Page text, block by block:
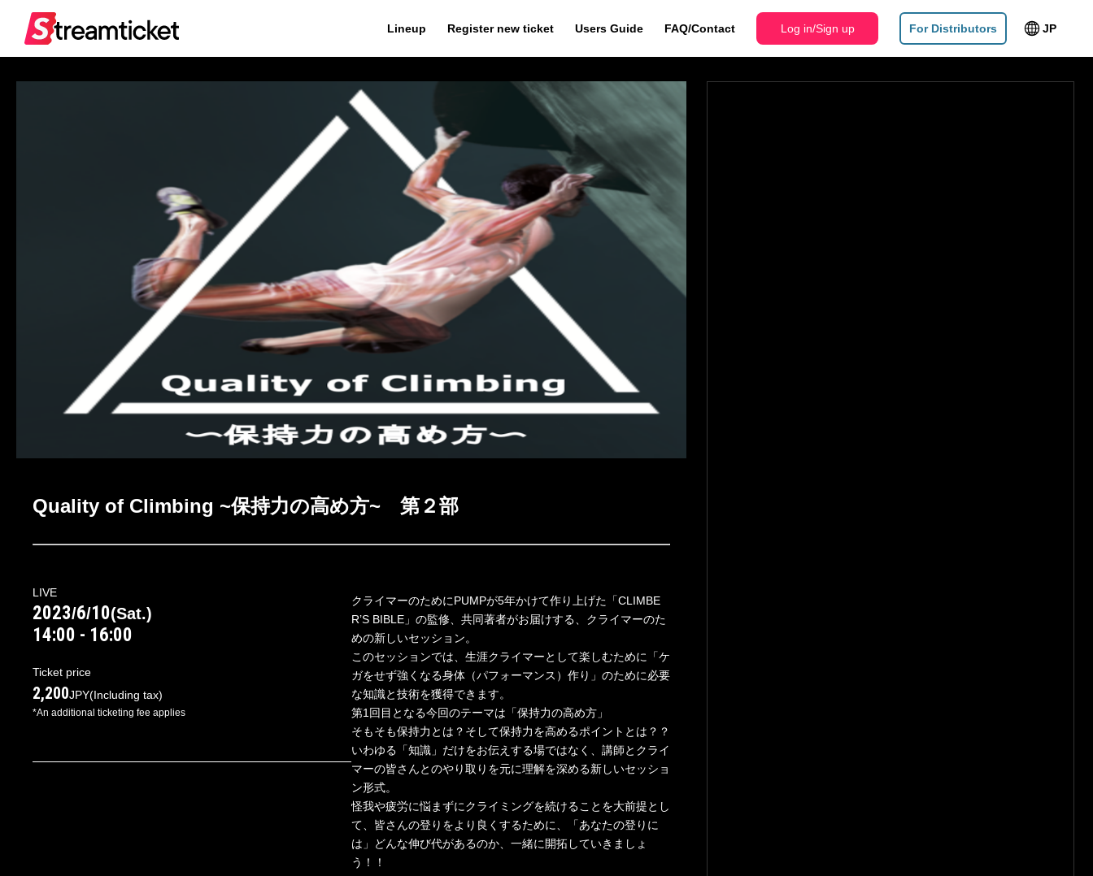
Lineup Register new ticket Users Guide FAQ/Contact Log in/Sign up For Distributors JP
Log in/Sign up
Quality of Climbing ~保持力の高め方~ 第２部
LIVE
2023/6/10(Sat.)
14:00 - 16:00
Ticket price
2,200JPY(Including tax)
*An additional ticketing fee applies
クライマーのためにPUMPが5年かけて作り上げた「CLIMBE
R’S BIBLE」の監修、共同著者がお届けする、クライマーのた
めの新しいセッション。
このセッションでは、生涯クライマーとして楽しむために「ケ
ガをせず強くなる身体（パフォーマンス）作り」のために必要
な知識と技術を獲得できます。
第1回目となる今回のテーマは「保持力の高め方」
そもそも保持力とは？そして保持力を高めるポイントとは？？
いわゆる「知識」だけをお伝えする場ではなく、講師とクライ
マーの皆さんとのやり取りを元に理解を深める新しいセッショ
ン形式。
怪我や疲労に悩まずにクライミングを続けることを大前提とし
て、皆さんの登りをより良くするために、「あなたの登りに
は」どんな伸び代があるのか、一緒に開拓していきましょ
う！！